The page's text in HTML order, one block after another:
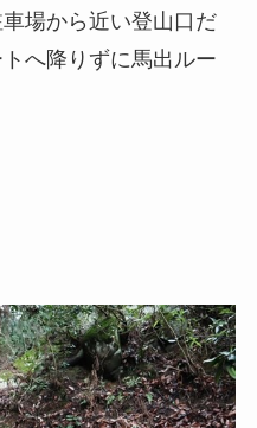
場から近い登山口だ
へ降りずに馬出ルー